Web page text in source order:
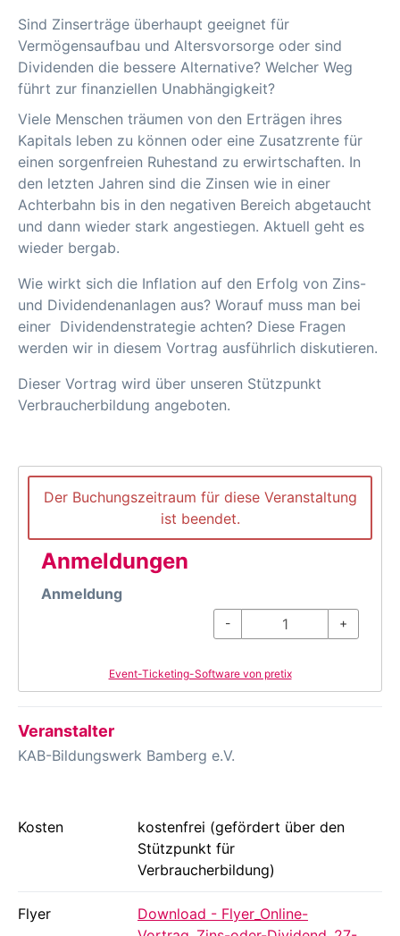
Sind Zinserträge überhaupt geeignet für
Vermögensaufbau und Altersvorsorge oder sind
Dividenden die bessere Alternative? Welcher Weg
führt zur finanziellen Unabhängigkeit?
Viele Menschen träumen von den Erträgen ihres
Kapitals leben zu können oder eine Zusatzrente für
einen sorgenfreien Ruhestand zu erwirtschaften. In
den letzten Jahren sind die Zinsen wie in einer
Achterbahn bis in den negativen Bereich abgetaucht
und dann wieder stark angestiegen. Aktuell geht es
wieder bergab.
Wie wirkt sich die Inflation auf den Erfolg von Zins-
und Dividendenanlagen aus? Worauf muss man bei
einer Dividendenstrategie achten? Diese Fragen
werden wir in diesem Vortrag ausführlich diskutieren.
Dieser Vortrag wird über unseren Stützpunkt
Verbraucherbildung angeboten.
Der Buchungszeitraum für diese Veranstaltung
ist beendet.
Anmeldungen
Anmeldung
- +
Event-Ticketing-Software von pretix
Veranstalter
KAB-Bildungswerk Bamberg e.V.
Kosten
kostenfrei (gefördert über den
Stützpunkt für
Verbraucherbildung)
Flyer
Download - Flyer_Online-